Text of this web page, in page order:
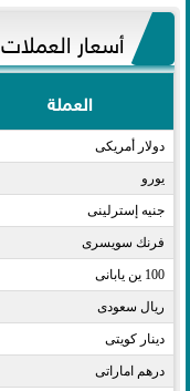
أسعار العملات
العملة
دولار أمريكى​
يورو​
جنيه إسترلينى​
فرنك سويسرى​
100 ين يابانى​
ريال سعودى​
دينار كويتى​
درهم اماراتى​